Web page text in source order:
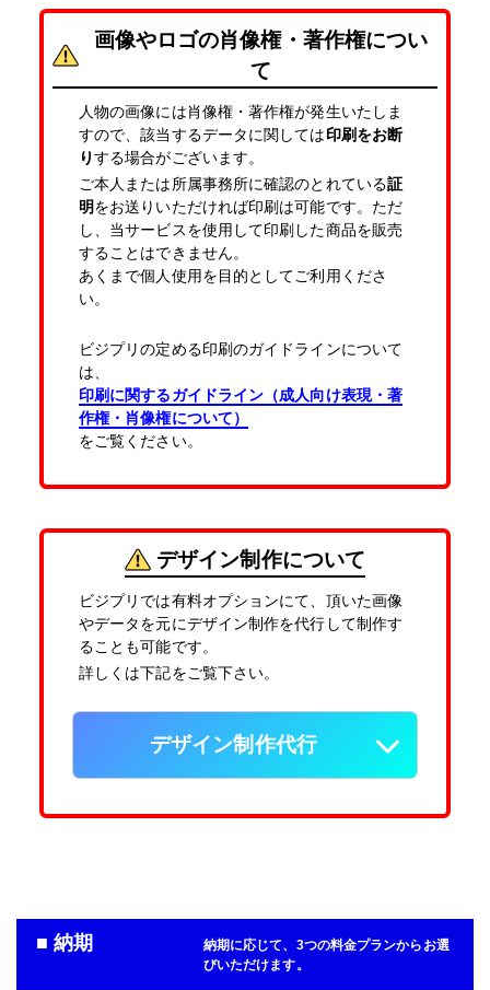
画像やロゴの肖像権・著作権につい
て
人物の画像には肖像権・著作権が発生いたしま
すので、該当するデータに関しては印刷をお断
りする場合がございます。
ご本人または所属事務所に確認のとれている証
明をお送りいただければ印刷は可能です。ただ
し、当サービスを使用して印刷した商品を販売
することはできません。
あくまで個人使用を目的としてご利用くださ
い。
ビジプリの定める印刷のガイドラインについて
は、
印刷に関するガイドライン（成人向け表現・著
作権・肖像権について）
をご覧ください。
デザイン制作について
ビジプリでは有料オプションにて、頂いた画像
やデータを元にデザイン制作を代行して制作す
ることも可能です。
詳しくは下記をご覧下さい。
デザイン制作代行
■ 納期
納期に応じて、3つの料金プランからお選
びいただけます。